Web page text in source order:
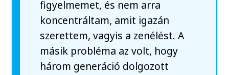
figyelmemet, és nem arra
koncentráltam, amit igazán
szerettem, vagyis a zenélést. A
másik probléma az volt, hogy
három generáció dolgozott